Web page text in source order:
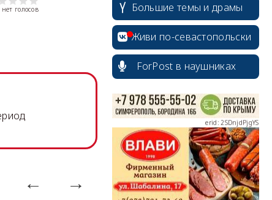
голосов
Большие темы и драмы
Живи по-севастопольски
ForPost в наушниках
erid: 2SDnjcrDNw6
erid: 2SDnjdPjgYS
erid: 2SDnjdvhGXG